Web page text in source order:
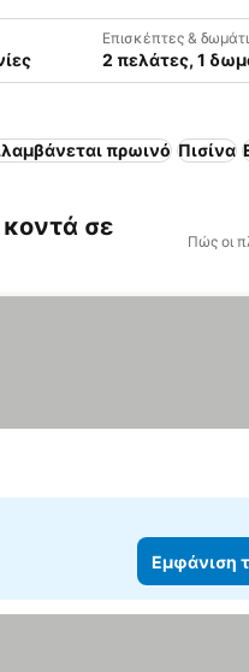
Επισκέπτες &
2 πελάτες, 1
πρωινό Πισίνα
σε
Πώς οι
Εμφάνιση